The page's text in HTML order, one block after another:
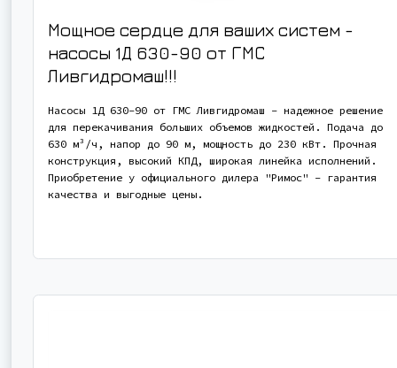
Мощное сердце для ваших систем -
насосы 1Д 630-90 от ГМС
Ливгидромаш!!!
Насосы 1Д 630-90 от ГМС Ливгидромаш - надежное решение
для перекачивания больших объемов жидкостей. Подача до
630 м³/ч, напор до 90 м, мощность до 230 кВт. Прочная
конструкция, высокий КПД, широкая линейка исполнений.
Приобретение у официального дилера "Римос" - гарантия
качества и выгодные цены.